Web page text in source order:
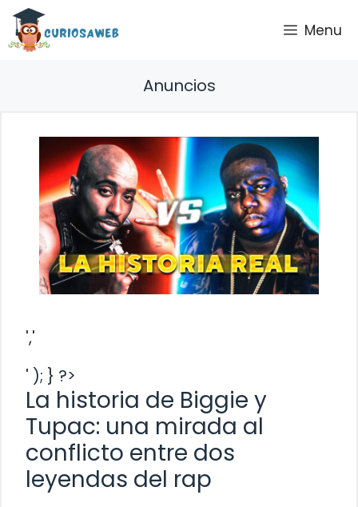
Saltar
contenido
Menu
Anuncios
','
' ); } ?>
La historia de Biggie y
Tupac: una mirada al
conflicto entre dos
leyendas del rap